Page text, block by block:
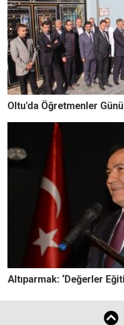
Oltu'da Öğretmenler
Altıparmak: ‘Değerler